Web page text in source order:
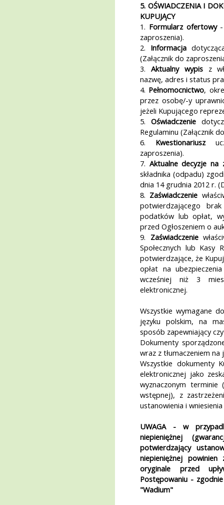
5. OŚWIADCZENIA I
KUPUJĄCY
1. Formularz ofertowy-
zaproszenia).
2. Informacja
(Załącznik do
3. Aktualny wypisz
nazwę, adres i status
4. Pełnomocnictwo,
przez osobę/-y
jeżeli Kupującego
5. Oświadczenie
Regulaminu (Załącznik
6. Kwestionariusz
zaproszenia).
7. Aktualne decyzje na
składnika (odpadu)
dnia 14 grudnia 2012 r.
8. Zaświadczenie
potwierdzającego
podatków lub opłat,
przed Ogłoszeniem o
9. Zaświadczenie
Społecznych lub Kasy
potwierdzające, że
opłat na
wcześniej niż 3
elektronicznej.
Wszystkie wymagane
języku polskim, na
sposób zapewniający
Dokumenty
wraz z tłumaczeniem na
Wszystkie dokumenty
elektronicznej jako
wyznaczonym
wstępnej), z
ustanowienia i
UWAGA - w
niepieniężnej
potwierdzający
niepieniężnej
oryginale przed
Postępowaniu -
"Wadium"